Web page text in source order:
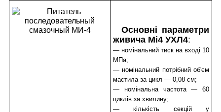
Основні параметри
живича Mi4 УХЛ4:
— номінальний тиск на вході 10
МПа;
— номінальний потрібний об'єм
мастила за цикл — 0,08 см;
— номінальна частота — 60
циклів за хвилину;
— кількість секцій у